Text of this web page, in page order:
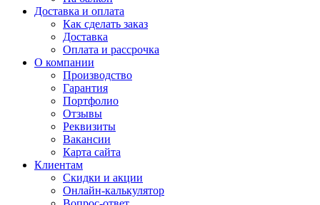
Доставка и оплата
Как сделать заказ
Доставка
Оплата и рассрочка
О компании
Производство
Гарантия
Портфолио
Отзывы
Реквизиты
Вакансии
Карта сайта
Клиентам
Скидки и акции
Онлайн-калькулятор